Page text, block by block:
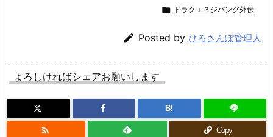
 ドラクエ３ジパング外伝
 Posted by ひろさんぽ管理人
よろしければシェアお願いします
B!
 Copy